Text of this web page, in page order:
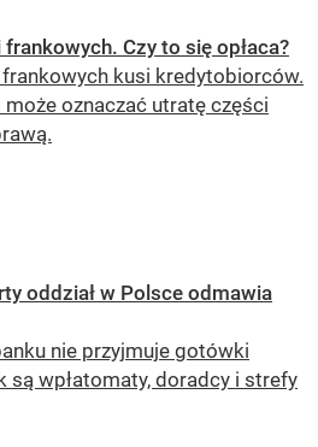
Czy to się opłaca?
kusi kredytobiorców.
oznaczać utratę części
oddział w Polsce odmawia
nie przyjmuje gotówki
są wpłatomaty, doradcy i strefy